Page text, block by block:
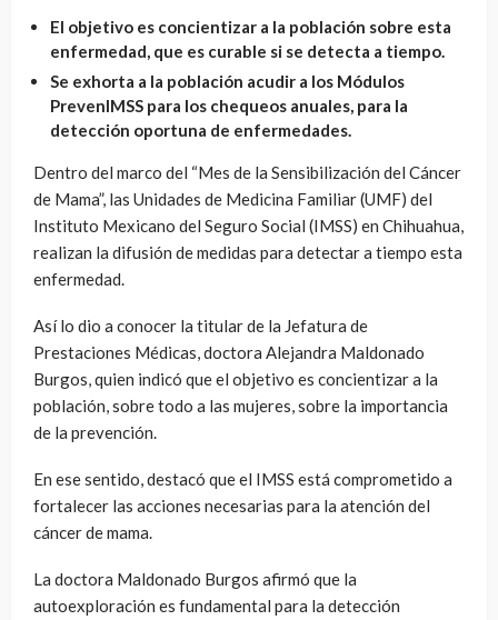
El objetivo es concientizar a la población sobre esta
enfermedad, que es curable si se detecta a tiempo.
Se exhorta a la población acudir a los Módulos
PrevenIMSS para los chequeos anuales, para la
detección oportuna de enfermedades.
Dentro del marco del “Mes de la Sensibilización del Cáncer
de Mama”, las Unidades de Medicina Familiar (UMF) del
Instituto Mexicano del Seguro Social (IMSS) en Chihuahua,
realizan la difusión de medidas para detectar a tiempo esta
enfermedad.
Así lo dio a conocer la titular de la Jefatura de
Prestaciones Médicas, doctora Alejandra Maldonado
Burgos, quien indicó que el objetivo es concientizar a la
población, sobre todo a las mujeres, sobre la importancia
de la prevención.
En ese sentido, destacó que el IMSS está comprometido a
fortalecer las acciones necesarias para la atención del
cáncer de mama.
La doctora Maldonado Burgos afirmó que la
autoexploración es fundamental para la detección